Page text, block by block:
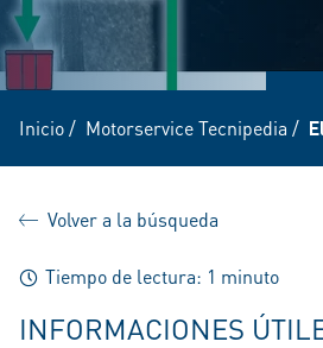
Inicio/ Motorservice Tecnipedia /
Volver a la búsqueda
Tiempo de lectura: 1 minuto
INFORMACIONES